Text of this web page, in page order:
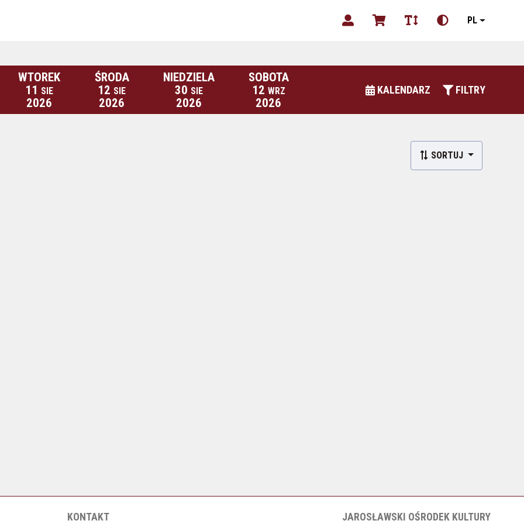
PL
WTOREK
11 SIE
2026
ŚRODA
12 SIE
2026
NIEDZIELA
30 SIE
2026
SOBOTA
12 WRZ
2026
KALENDARZ FILTRY
SORTUJ
KONTAKT JAROSŁAWSKI OŚRODEK KULTURY